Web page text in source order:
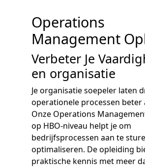
Operations
Management
Verbeter Je
en organisatie
Je organisatie soepeler laten
operationele processen beter
Onze Operations
op HBO-niveau helpt je om
bedrijfsprocessen aan te
optimaliseren. De opleiding
praktische kennis met meer